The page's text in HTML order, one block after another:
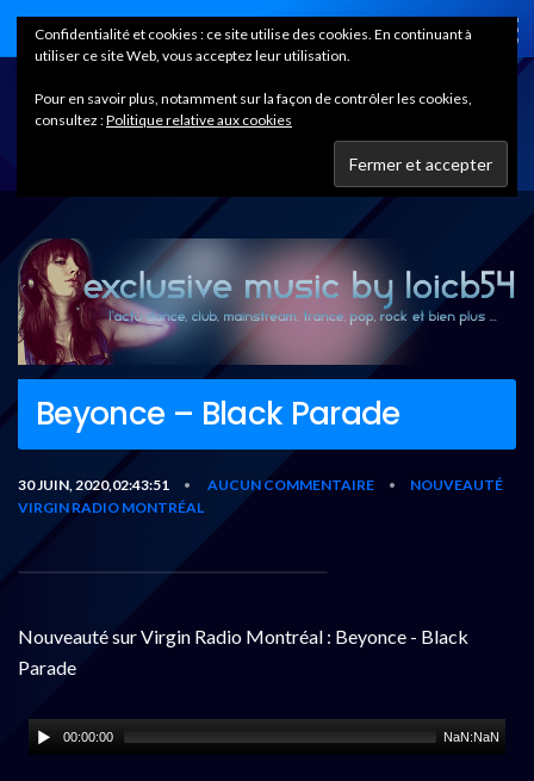
Home
Beyonce – Black Parade
30 JUIN, 2020,02:43:51 • AUCUN COMMENTAIRE •
NOUVEAUTÉ
VIRGIN RADIO MONTRÉAL
Nouveauté sur Virgin Radio Montréal : Beyonce - Black
Parade
00:00:00 NaN:NaN
Confidentialité et cookies : ce site utilise des cookies. En continuant à
utiliser ce site Web, vous acceptez leur utilisation.
Pour en savoir plus, notamment sur la façon de contrôler les cookies,
consultez :Politique relative aux cookies